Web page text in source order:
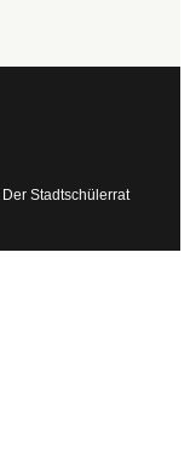
Stadtschülerrat